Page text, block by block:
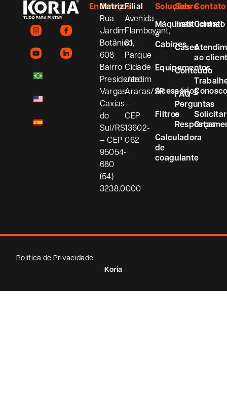
Endereços
Matriz
Rua
Jardim
Botânico,
608
Bairro
Presidente
Vargas
Caxias
do
Sul/RS
– CEP
95054-
680
(54)
3238.0000
Filial
Avenida
Flamboyant,
81
Parque
Cidade
Jardim
Araras/SP
–
CEP
13602-
062
Soluções
Máquinas
e
Cabines
Equipamentos
Acessórios
Filtros
Calculadora
de
coagulante
Sobre
Institucional
Cases
Conteúdo
FAQ –
Perguntas
e
Respostas
Contato
Contato
ao
Solicitar
Política de Privacidade
Koria